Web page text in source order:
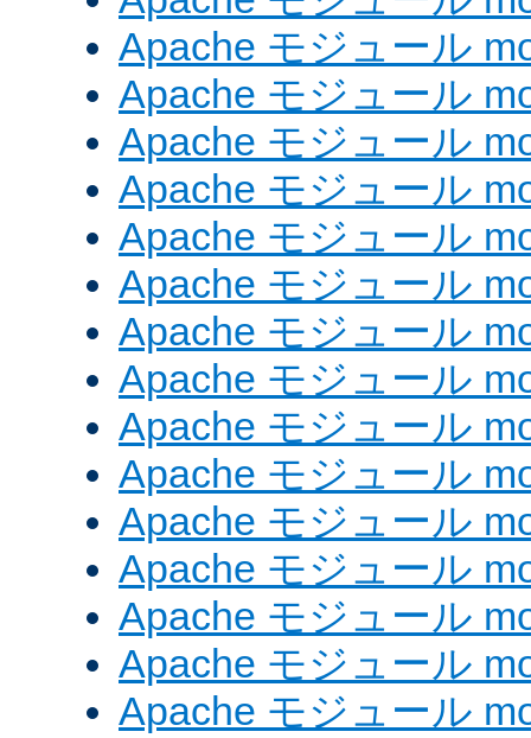
Apache モジュール
Apache モジュール
Apache モジュール
Apache モジュール
Apache モジュール
Apache モジュール
Apache モジュール
Apache モジュール
Apache モジュール
Apache モジュール
Apache モジュール
Apache モジュール
Apache モジュール
Apache モジュール
Apache モジュール